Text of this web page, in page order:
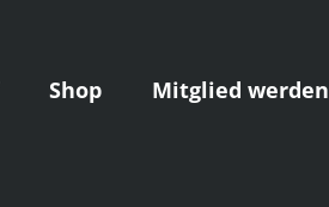
Shop Mitglied werden